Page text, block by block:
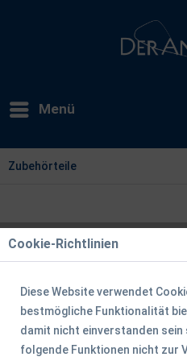
Menü
Zubehörteile
Cookie-Richtlinien
Diese Website verwendet
bestmögliche Funktionalität
damit nicht einverstanden sein
folgende Funktionen nicht zur